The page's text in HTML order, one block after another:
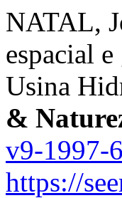
NATAL,
espacial
Usina
&
v9-1997-
https://